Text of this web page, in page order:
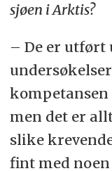
sjøen i Arktis?
– De er utført
men det er
slike
fint med